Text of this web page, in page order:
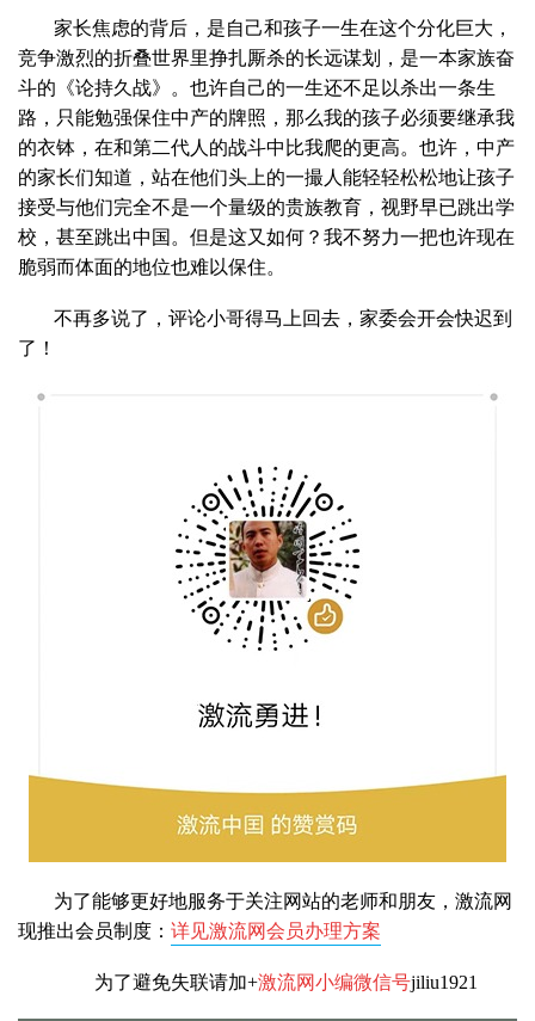
家长焦虑的背后，是自己和孩子一生在这个分化巨大，
竞争激烈的折叠世界里挣扎厮杀的长远谋划，是一本家族奋
斗的《论持久战》。也许自己的一生还不足以杀出一条生
路，只能勉强保住中产的牌照，那么我的孩子必须要继承我
的衣钵，在和第二代人的战斗中比我爬的更高。也许，中产
的家长们知道，站在他们头上的一撮人能轻轻松松地让孩子
接受与他们完全不是一个量级的贵族教育，视野早已跳出学
校，甚至跳出中国。但是这又如何？我不努力一把也许现在
脆弱而体面的地位也难以保住。
不再多说了，评论小哥得马上回去，家委会开会快迟到
了！
为了能够更好地服务于关注网站的老师和朋友，激流网
现推出会员制度： 详见激流网会员办理方案
为了避免失联请加+激流网小编微信号jiliu1921